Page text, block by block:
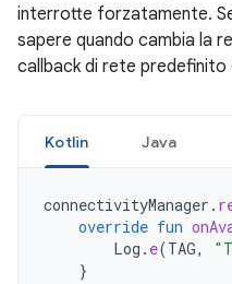
interrotte forzatamente.
sapere quando cambia la
callback di rete predefinito
Kotlin Java
connectivityManager .
override fun
Log . e(TAG,
}